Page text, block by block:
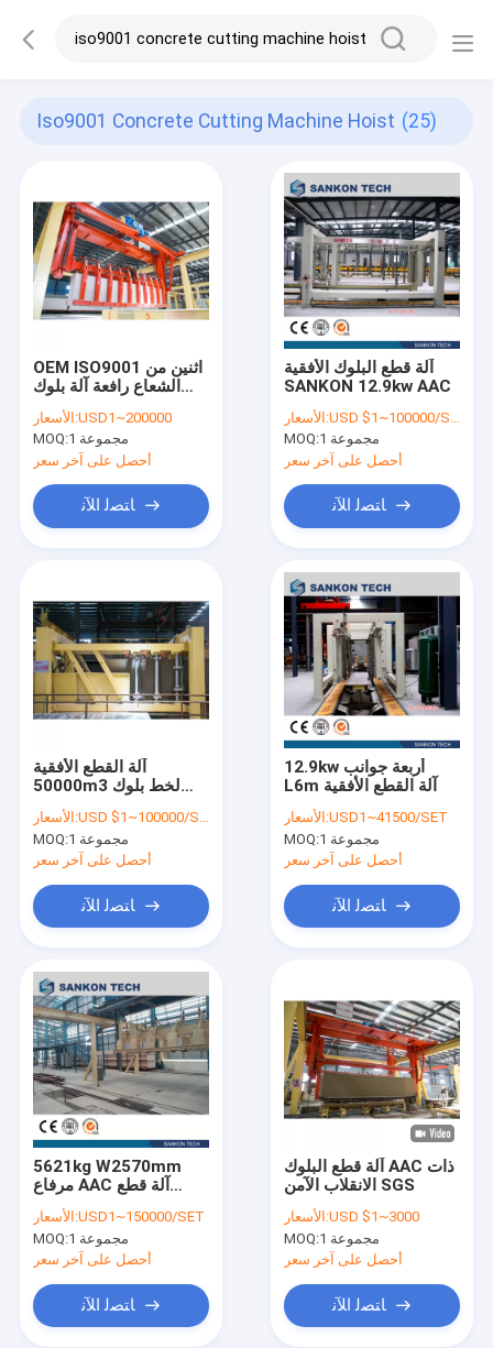
Iso9001 Concrete Cutting Machine Hoist (25)
OEM ISO9001 اثنين من
الشعاع رافعة آلة بلوك
AAC
الأسعار:USD1~200000
MOQ:
1 مجموعة
أحصل على آخر سعر
ﺎﺘﺼﻟ ﺍﻶﻧ
آلة قطع البلوك الأفقية
SANKON 12.9kw AAC
الأسعار:USD $1~100000/SET
MOQ:
1 مجموعة
أحصل على آخر سعر
ﺎﺘﺼﻟ ﺍﻶﻧ
آلة القطع الأفقية
50000m3 لخط بلوك
AAC
الأسعار:USD $1~100000/SET
MOQ:
1 مجموعة
أحصل على آخر سعر
ﺎﺘﺼﻟ ﺍﻶﻧ
12.9kw أربعة جوانب
L6m آلة القطع الأفقية
الأسعار:USD1~41500/SET
MOQ:
1 مجموعة
أحصل على آخر سعر
ﺎﺘﺼﻟ ﺍﻶﻧ
5621kg W2570mm
مرفاع AAC آلة قطع
البلوك
الأسعار:USD1~150000/SET
MOQ:
1 مجموعة
أحصل على آخر سعر
ﺎﺘﺼﻟ ﺍﻶﻧ
آلة قطع البلوك AAC ذات
الانقلاب الآمن SGS
الأسعار:USD $1~3000
MOQ:
1 مجموعة
أحصل على آخر سعر
ﺎﺘﺼﻟ ﺍﻶﻧ